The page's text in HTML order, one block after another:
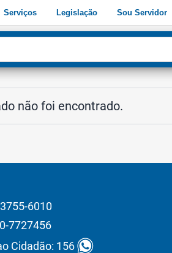
Serviços Legislação Sou Servidor
não foi encontrado.
6010
7727456
Cidadão: 156